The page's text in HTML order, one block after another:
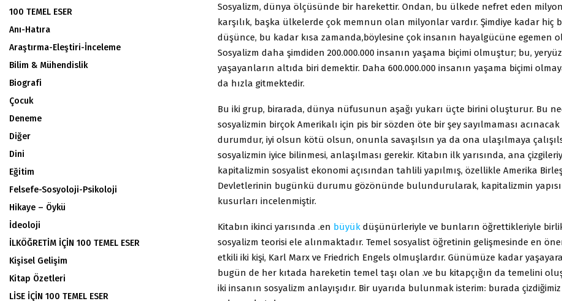
Sosyalizm, dünya ölçüsünde bir harekettir. Ondan, bu ülkede nefret eden
karşılık, başka ülkelerde çok memnun olan milyonlar vardır. Şimdiye kadar hiç
düşünce, bu kadar kısa zamanda,böylesine çok insanın hayalgücüne egemen
Sosyalizm daha şimdiden 200.000.000 insanın yaşama biçimi olmuştur; bu,
yaşayanların altıda biri demektir. Daha 600.000.000 insanın yaşama biçimi
da hızla gitmektedir.
Bu iki grup, birarada, dünya nüfusunun aşağı yukarı üçte birini oluşturur. Bu
sosyalizmin birçok Amerikalı için pis bir sözden öte bir şey sayılmaması
durumdur, iyi olsun kötü olsun, onunla savaşılsın ya da ona ulaşılmaya
sosyalizmin iyice bilinmesi, anlaşılması gerekir. Kitabın ilk yarısında, ana
kapitalizmin sosyalist ekonomi açısından tahlili yapılmış, özellikle Amerika
Devletlerinin bugünkü durumu gözönünde bulundurularak, kapitalizmin yapısı
kusurları incelenmiştir.
Kitabın ikinci yarısında .en büyük düşünürleriyle ve bunların öğrettikleriyle
sosyalizm teorisi ele alınmaktadır. Temel sosyalist öğretinin gelişmesinde en
etkili iki kişi, Karl Marx ve Friedrich Engels olmuşlardır. Günümüze kadar
bugün de her kıtada hareketin temel taşı olan .ve bu kitapçığın da temelini
iki insanın sosyalizm anlayışıdır. Bir uyarıda bulunmak isterim: burada
100 TEMEL ESER
Anı-Hatıra
Araştırma-Eleştiri-İnceleme
Bilim & Mühendislik
Biografi
Çocuk
Deneme
Diğer
Dini
Eğitim
Felsefe-Sosyoloji-Psikoloji
Hikaye – Öykü
İdeoloji
İLKÖĞRETİM İÇİN 100 TEMEL ESER
Kişisel Gelişim
Kitap Özetleri
LİSE İÇİN 100 TEMEL ESER